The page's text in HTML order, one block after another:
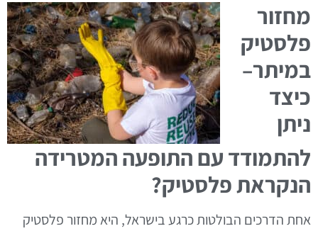
מחזור
פלסטיק
במיתר–
כיצד
ניתן
להתמודד עם התופעה המטרידה
הנקראת פלסטיק?
אחת הדרכים הבולטות כרגע בישראל, היא מחזור פלסטיק